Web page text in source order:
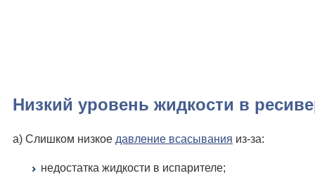
Низкий уровень жидкости в
а) Слишком низкое давление всасывания из-за:
недостатка жидкости в испарителе;